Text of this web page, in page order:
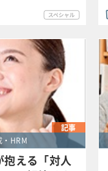
記事
HRM
抱える「対人